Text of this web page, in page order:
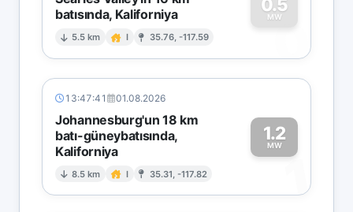
batısında, Kaliforniya
5.5 km I 35.76, -117.59
MW
0
13:47:41 01.08.2026
Johannesburg'un 18 km
batı-güneybatısında,
Kaliforniya
8.5 km I 35.31, -117.82
1.2
MW
1